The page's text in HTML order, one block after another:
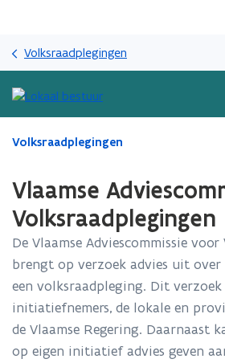
gaan
Volksraadplegingen
Gedaan
bevindt
zich
op:
Vlaamse
Adviescommissie
voor
Volksraadplegingen
Volksraadplegingen
Vlaamse
Volksraadplegingen
De Vlaamse Adviescommissie
brengt op verzoek advies uit
een volksraadpleging. Dit
initiatiefnemers, de lokale en
de Vlaamse Regering. Daarnaast
op eigen initiatief advies geven